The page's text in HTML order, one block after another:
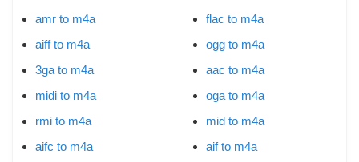
amr to m4a
aiff to m4a
3ga to m4a
midi to m4a
rmi to m4a
aifc to m4a
flac to m4a
ogg to m4a
aac to m4a
oga to m4a
mid to m4a
aif to m4a